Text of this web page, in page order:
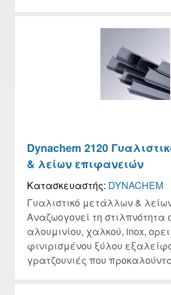
Dynachem 2120
& λείων επιφανειών
Κατασκευαστής: DYNACHEM
Γυαλιστικό μετάλλων &
Αναζωογονεί τη στιλπνότητα
αλουμινίου, χαλκού, inox,
φινιρισμένου ξύλου
γρατζουνιές που